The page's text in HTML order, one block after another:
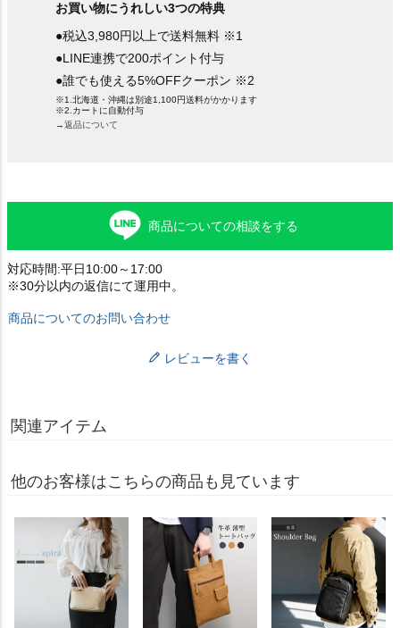
お買い物にうれしい3つの特典
●税込3,980円以上で送料無料 ※1
●LINE連携で200ポイント付与
●誰でも使える5%OFFクーポン ※2
※1.北海道・沖縄は別途1,100円送料がかかります
※2.カートに自動付与
→返品について
商品についての相談をする
対応時間:平日10:00～17:00
※30分以内の返信にて運用中。
商品についてのお問い合わせ
レビューを書く
関連アイテム
他のお客様はこちらの商品も見ています